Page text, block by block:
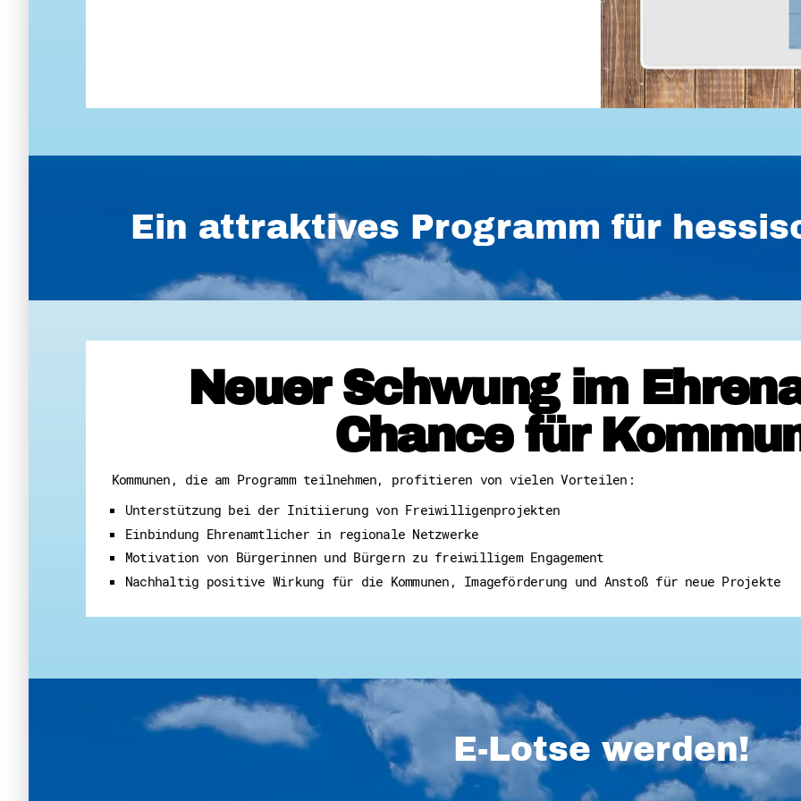
Ein attraktives Programm für
Neuer Schwung im
Chance für
Kommunen, die am Programm teilnehmen, profitieren von vielen Vorteilen:
Unterstützung bei der Initiierung von Freiwilligenprojekten
Einbindung Ehrenamtlicher in regionale Netzwerke
Motivation von Bürgerinnen und Bürgern zu freiwilligem Engagement
Nachhaltig positive Wirkung für die Kommunen, Imageförderung und Anstoß für neue Projekte
E-Lotse werden!